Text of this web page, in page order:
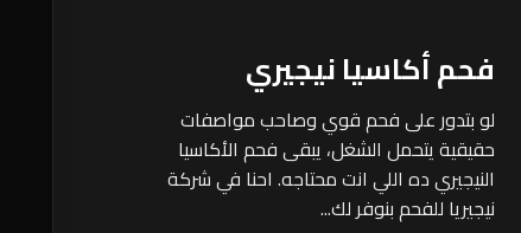
فحم أكاسيا نيجيري
لو بتدور على فحم قوي وصاحب مواصفات
حقيقية يتحمل الشغل، يبقى فحم الأكاسيا
النيجيري ده اللي انت محتاجه. احنا في شركة
نيجيريا للفحم بنوفر لك...